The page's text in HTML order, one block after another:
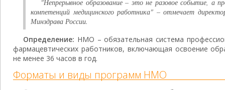
"Непрерывное образование – это не разовое событие, а
компетенций медицинского работника" – отмечает
Минздрава России.
Определение: НМО – обязательная система
фармацевтических работников, включающая освоение
не менее 36 часов в год.
Форматы и виды программ НМО